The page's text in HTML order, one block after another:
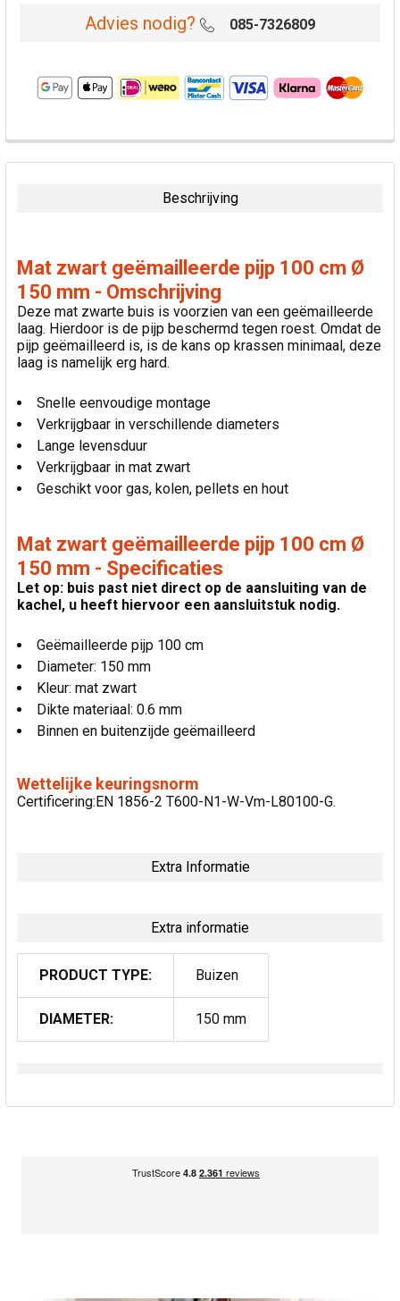
Advies nodig? 085-7326809
VAAK
SAMEN
VOEG
GESELECTEERDE
TOE AAN
WINKELWAGEN
Beschrijving
Mat zwart geëmailleerde pijp 100 cm Ø
150 mm - Omschrijving
Deze mat zwarte buis is voorzien van een geëmailleerde
laag. Hierdoor is de pijp beschermd tegen roest. Omdat de
pijp geëmailleerd is, is de kans op krassen minimaal, deze
laag is namelijk erg hard.
Snelle eenvoudige montage
Verkrijgbaar in verschillende diameters
Lange levensduur
Verkrijgbaar in mat zwart
Geschikt voor gas, kolen, pellets en hout
Mat zwart geëmailleerde pijp 100 cm Ø
150 mm - Specificaties
Let op: buis past niet direct op de aansluiting van de
kachel, u heeft hiervoor een aansluitstuk nodig.
Geëmailleerde pijp 100 cm
Diameter: 150 mm
Kleur: mat zwart
Dikte materiaal: 0.6 mm
Binnen en buitenzijde geëmailleerd
Wettelijke keuringsnorm
Certificering:EN 1856-2 T600-N1-W-Vm-L80100-G.
Extra Informatie
Extra informatie
PRODUCT TYPE: Buizen
DIAMETER: 150 mm